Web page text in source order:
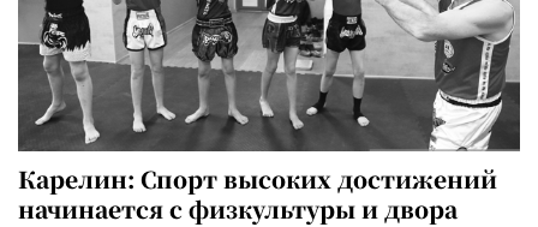
Карелин: Спорт высоких достижений
начинается с физкультуры и двора